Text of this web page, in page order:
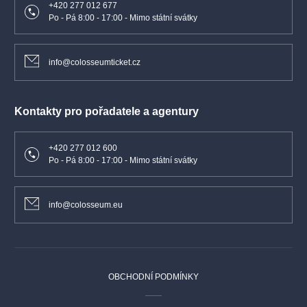
Wynton Marsalis
Koncert pro housle a orchestr D dur (česká premiéra)
Bohuslav Martinů
Účinkující
Česká filharmonie
+420 277 012 677
Po - Pá 8:00 - 17:00 - Mimo státní svátky
info@colosseumticket.cz
Kontakty pro pořadatele a agentury
+420 277 012 600
Po - Pá 8:00 - 17:00 - Mimo státní svátky
info@colosseum.eu
OBCHODNÍ PODMÍNKY